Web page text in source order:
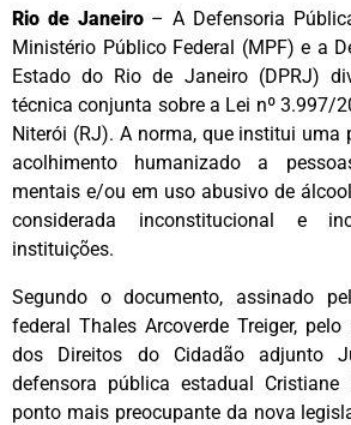
Rio de Janeiro– A Defensoria
Ministério Público Federal (MPF) e a
Estado do Rio de Janeiro (DPRJ)
técnica conjunta sobre a Lei nº 3.997/
Niterói (RJ). A norma, que institui
acolhimento humanizado a
mentais e/ou em uso abusivo de
considerada inconstitucional e
instituições.
Segundo o documento, assinado
federal Thales Arcoverde Treiger, pelo
dos Direitos do Cidadão adjunto
defensora pública estadual
ponto mais preocupante da nova